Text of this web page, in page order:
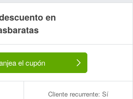
en
el cupón
Cliente recurrente: Sí